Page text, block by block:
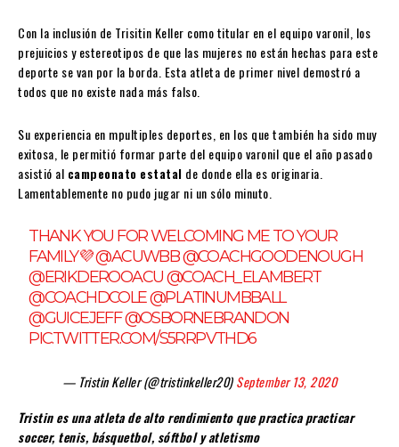
Con la inclusión de Trisitin Keller como titular en el equipo varonil, los
prejuicios y estereotipos de que las mujeres no están hechas para este
deporte se van por la borda. Esta atleta de primer nivel demostró a
todos que no existe nada más falso.
Su experiencia en mpultiples deportes, en los que también ha sido muy
exitosa, le permitió formar parte del equipo varonil que el año pasado
asistió al campeonato estatal de donde ella es originaria.
Lamentablemente no pudo jugar ni un sólo minuto.
THANK YOU FOR WELCOMING ME TO YOUR
FAMILY💜@ACUWBB@COACHGOODENOUGH
@ERIKDEROOACU@COACH_ELAMBERT
@COACHDCOLE@PLATINUMBBALL
@GUICEJEFF@OSBORNEBRANDON
PIC.TWITTER.COM/S5RRPVTHD6
— Tristin Keller (@tristinkeller20)September 13, 2020
Tristin es una atleta de alto rendimiento que practica practicar
soccer, tenis, básquetbol, sóftbol y atletismo